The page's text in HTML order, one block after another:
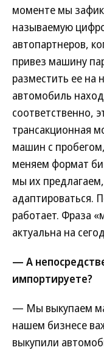
моменте мы
называемую
автопартнеров,
привез машину
разместить ее на
автомобиль
соответственно,
трансакционная
машин с
меняем формат
мы их
адаптироваться.
работает. Фраза
актуальна на
— А
импортируете?
— Мы выкупаем
нашем бизнесе
выкупили